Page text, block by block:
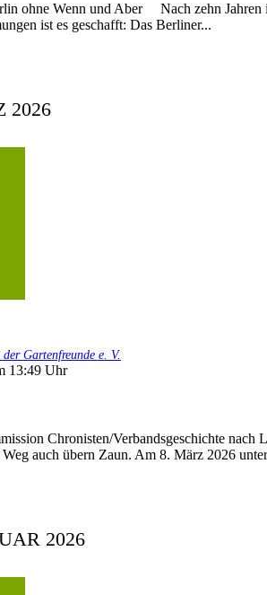
ohne Wenn und Aber Nach zehn Jahren
ist es geschafft: Das Berliner...
2026
Gartenfreunde e. V.
13:49 Uhr
Chronisten/Verbandsgeschichte
auch übern Zaun. Am 8. März 2026
2026